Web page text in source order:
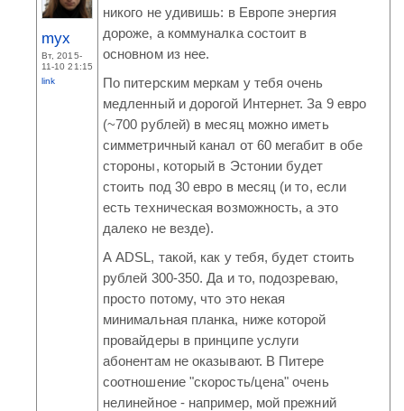
myx
Вт, 2015-
11-10 21:15
link
никого не удивишь: в Европе энергия
дороже, а коммуналка состоит в
основном из нее.
По питерским меркам у тебя очень
медленный и дорогой Интернет. За 9 евро
(~700 рублей) в месяц можно иметь
симметричный канал от 60 мегабит в обе
стороны, который в Эстонии будет
стоить под 30 евро в месяц (и то, если
есть техническая возможность, а это
далеко не везде).
А ADSL, такой, как у тебя, будет стоить
рублей 300-350. Да и то, подозреваю,
просто потому, что это некая
минимальная планка, ниже которой
провайдеры в принципе услуги
абонентам не оказывают. В Питере
соотношение "скорость/цена" очень
нелинейное - например, мой прежний